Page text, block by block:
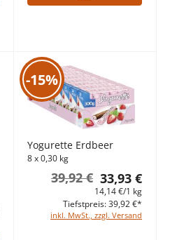
-15%
Yogurette Erdbeer
8 x 0,30 kg
33,93 €
39,92 €
14,14 €/1 kg
inkl. MwSt., zzgl. Versand
Tiefstpreis: 39,92 €*